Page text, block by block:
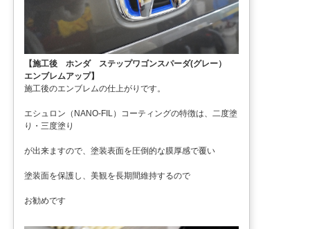
【施工後 ホンダ ステップワゴンスパーダ(グレー）
エンブレムアップ】
施工後のエンブレムの仕上がりです。
エシュロン（NANO-FIL）コーティングの特徴は、二度塗
り・三度塗り
が出来ますので、塗装表面を圧倒的な膜厚感で覆い
塗装面を保護し、美観を長期間維持するので
お勧めです